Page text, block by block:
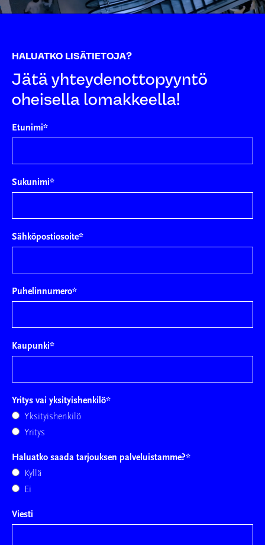
HALUATKO LISÄTIETOJA?
Jätä yhteydenottopyyntö
oheisella lomakkeella!
Etunimi*
Sukunimi*
Sähköpostiosoite*
Puhelinnumero*
Kaupunki*
Yritys vai yksityishenkilö*
Yksityishenkilö
Yritys
Haluatko saada tarjouksen palveluistamme?*
Kyllä
Ei
Viesti